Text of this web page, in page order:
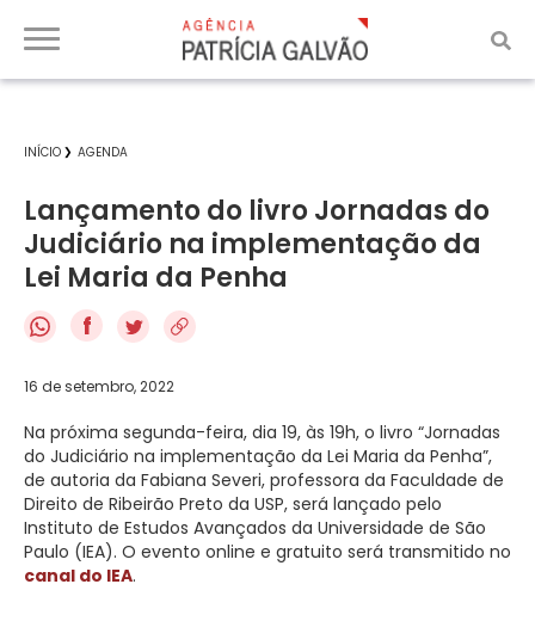
INÍCIO AGENDA
Lançamento do livro Jornadas do
Judiciário na implementação da
Lei Maria da Penha
f
16 de setembro, 2022
Na próxima segunda-feira, dia 19, às 19h, o livro “Jornadas
do Judiciário na implementação da Lei Maria da Penha”,
de autoria da Fabiana Severi, professora da Faculdade de
Direito de Ribeirão Preto da USP, será lançado pelo
Instituto de Estudos Avançados da Universidade de São
Paulo (IEA). O evento online e gratuito será transmitido no
canal do IEA.